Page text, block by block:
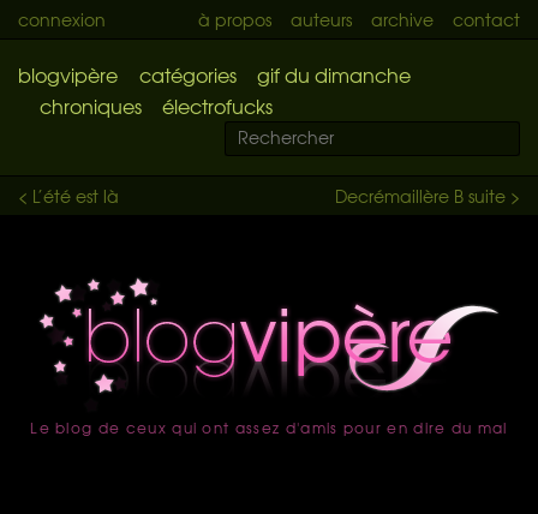
connexion à propos auteurs archive contact
blogvipère catégories
gif du dimanche
chroniques
électrofucks
Decrémaillère B suite >
< L’été est là
accueil
Le blog de ceux qui ont assez d'amis pour en dire du mal